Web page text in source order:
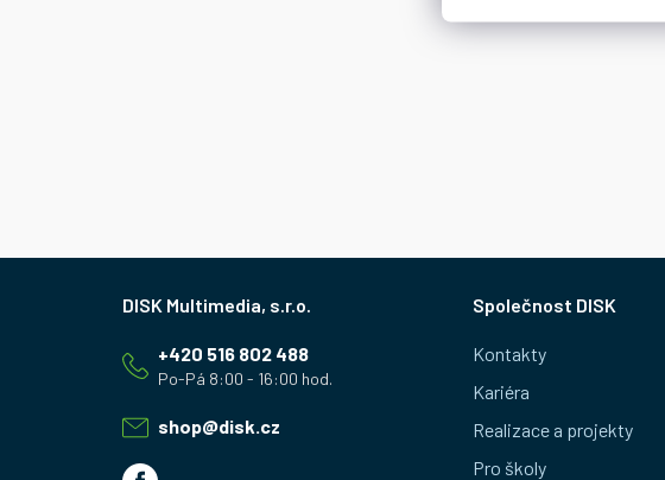
shop@disk.cz
+420 516 802 488
Společnost DISK
Kontakty
Kariéra
Realizace a projekty
Pro školy